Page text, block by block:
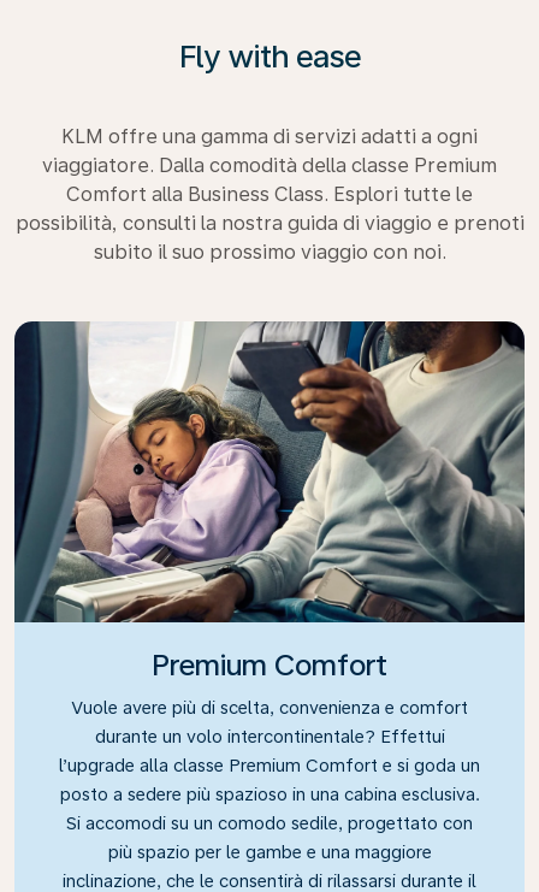
Fly with ease
KLM offre una gamma di servizi adatti a ogni
viaggiatore. Dalla comodità della classe Premium
Comfort alla Business Class. Esplori tutte le
possibilità, consulti la nostra guida di viaggio e prenoti
subito il suo prossimo viaggio con noi.
Premium Comfort
Vuole avere più di scelta, convenienza e comfort
durante un volo intercontinentale? Effettui
l’upgrade alla classe Premium Comfort e si goda un
posto a sedere più spazioso in una cabina esclusiva.
Si accomodi su un comodo sedile, progettato con
più spazio per le gambe e una maggiore
inclinazione, che le consentirà di rilassarsi durante il